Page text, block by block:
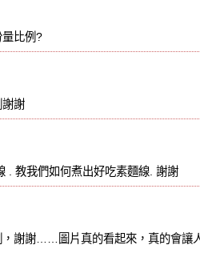
比例?
謝謝
. 教我們如何煮出好吃素麵線. 謝謝
謝謝……圖片真的看起來，真的會讓